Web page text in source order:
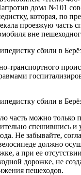
дома №101
которая, по
проезжую часть
вне
транспортного
часть можно только
спешившись и
Не забывайте,
должно
а при ее
дорожке, не
пешеходов.